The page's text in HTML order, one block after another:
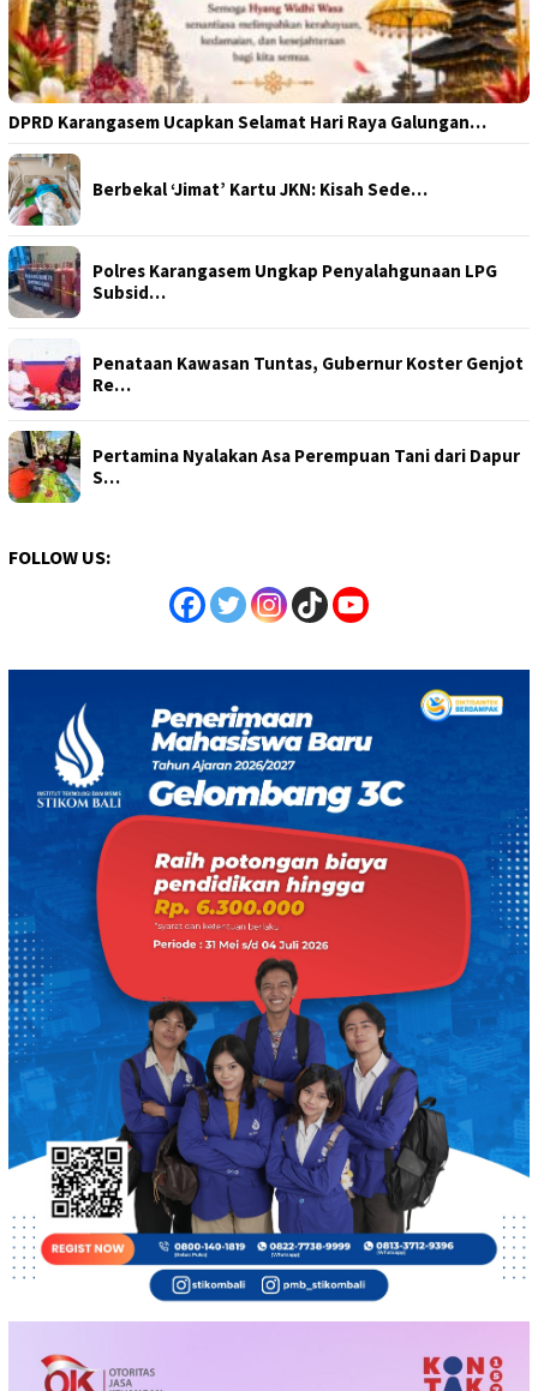
DPRD Karangasem Ucapkan Selamat Hari Raya Galungan…
Berbekal ‘Jimat’ Kartu JKN: Kisah Sede…
Polres Karangasem Ungkap Penyalahgunaan LPG
Subsid…
Penataan Kawasan Tuntas, Gubernur Koster Genjot
Re…
Pertamina Nyalakan Asa Perempuan Tani dari Dapur
S…
FOLLOW US: